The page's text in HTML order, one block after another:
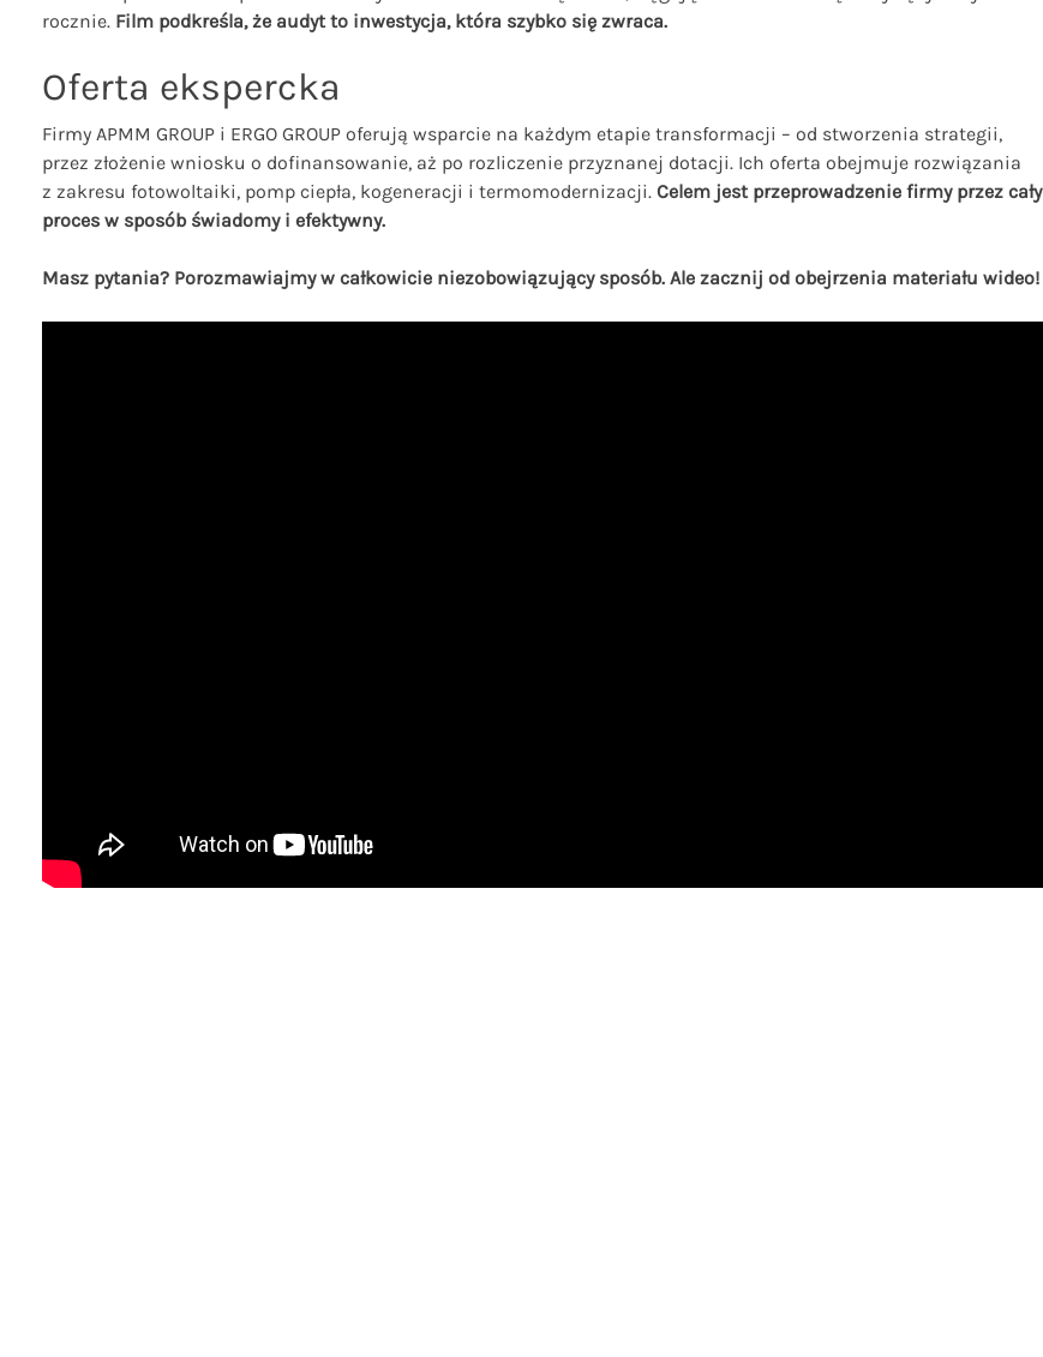
rocznie. Film podkreśla, że audyt to inwestycja, która szybko się zwraca.
Oferta ekspercka
Firmy APMM GROUP i ERGO GROUP oferują wsparcie na każdym etapie transformacji – od stworzenia strategii,
przez złożenie wniosku o dofinansowanie, aż po rozliczenie przyznanej dotacji. Ich oferta obejmuje rozwiązania
z zakresu fotowoltaiki, pomp ciepła, kogeneracji i termomodernizacji. Celem jest przeprowadzenie firmy przez cały
proces w sposób świadomy i efektywny.
Masz pytania? Porozmawiajmy w całkowicie niezobowiązujący sposób. Ale zacznij od obejrzenia materiału wideo!